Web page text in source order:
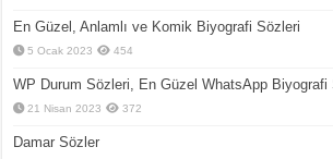
En Güzel, Anlamlı ve Komik Biyografi Sözleri
5 Ocak 2023 454
WP Durum Sözleri, En Güzel WhatsApp Biyografi
21 Nisan 2023 372
Damar Sözler